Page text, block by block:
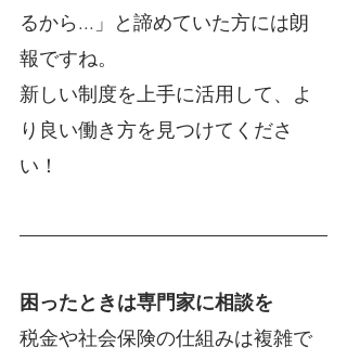
るから...」と諦めていた方には朗
報ですね。
新しい制度を上手に活用して、よ
り良い働き方を見つけてくださ
い！
困ったときは専門家に相談を
税金や社会保険の仕組みは複雑で